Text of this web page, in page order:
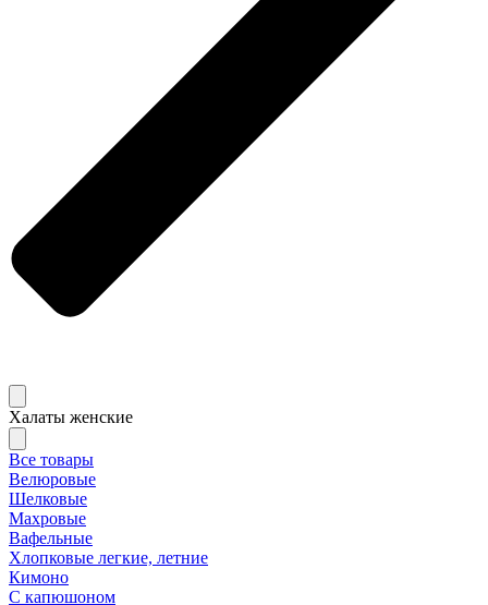
Халаты женские
Все товары
Велюровые
Шелковые
Махровые
Вафельные
Хлопковые легкие, летние
Кимоно
С капюшоном